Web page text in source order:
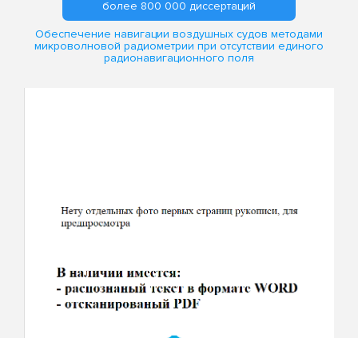
более 800 000 диссертаций
Обеспечение навигации воздушных судов методами
микроволновой радиометрии при отсутствии единого
радионавигационного поля